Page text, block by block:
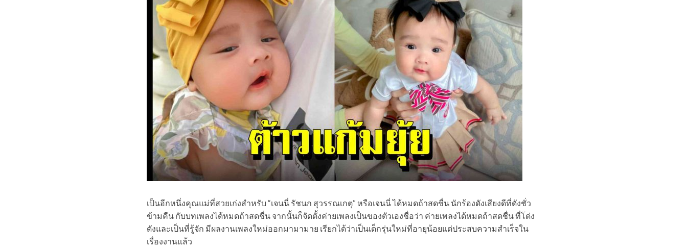
เป็นอีกหนึ่งคุณแม่ที่สวยเก่งสำหรับ “เจนนี่ รัชนก สุวรรณเกตุ” หรือเจนนี่ ได้หมดถ้าสดชื่น นักร้องดังเสียงดีที่ดังชั่ว
ข้ามคืน กับบทเพลงได้หมดถ้าสดชื่น จากนั้นก็จัดตั้งค่ายเพลงเป็นของตัวเองชื่อว่า ค่ายเพลงได้หมดถ้าสดชื่น ที่โด่ง
ดังและเป็นที่รู้จัก มีผลงานเพลงใหม่ออกมามามาย เรียกได้ว่าเป็นเด็กรุ่นใหม่ที่อายุน้อยแต่ประสบความสำเร็จใน
เรื่องงานแล้ว